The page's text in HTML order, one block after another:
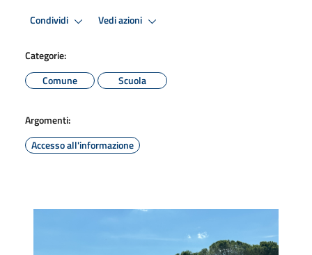
Condividi Vedi azioni
Categorie:
Comune
Scuola
Argomenti:
Accesso all'informazione